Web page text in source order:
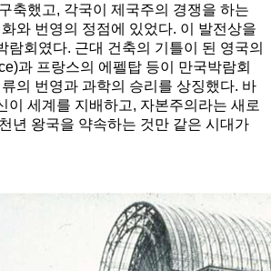
축했고, 각국이 제국주의 경쟁을 하는
와 번영의 정점에 있었다. 이 발전상을
람회였다. 근대 건축의 기틀이 된 영국의
과 프랑스의 에펠탑 등이 만국박람회
의 번영과 과학의 승리를 상징했다. 바
이 세계를 지배하고, 자본주의라는 새로
년 왕국을 약속하는 것만 같은 시대가